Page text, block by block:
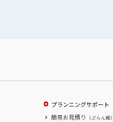
プランニングサポート
簡易お見積り
（ぷらん館）